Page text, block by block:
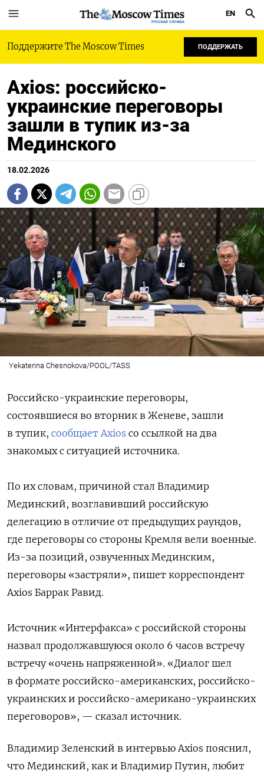
РУССКАЯ СЛУЖБА
EN
Поддержите The Moscow Times ПОДДЕРЖАТЬ
Axios: российско-
украинские переговоры
зашли в тупик из-за
Мединского
18.02.2026
Yekaterina Chesnokova/POOL/TASS
Российско-украинские переговоры,
состоявшиеся во вторник в Женеве, зашли
в тупик, сообщает Axios со ссылкой на два
знакомых с ситуацией источника.
По их словам, причиной стал Владимир
Мединский, возглавивший российскую
делегацию в отличие от предыдущих раундов,
где переговоры со стороны Кремля вели военные.
Из-за позиций, озвученных Мединским,
переговоры «застряли», пишет корреспондент
Axios Баррак Равид.
Источник «Интерфакса» с российской стороны
назвал продолжавшуюся около 6 часов встречу
встречу «очень напряженной». «Диалог шел
в формате российско-американских, российско-
украинских и российско-американо-украинских
переговоров», — сказал источник.
Владимир Зеленский в интервью Axios пояснил,
что Мединский, как и Владимир Путин, любит